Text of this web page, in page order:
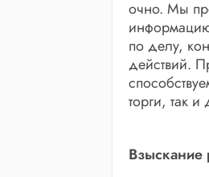
очно. Мы
по делу,
действий.
торги, так
Взыскание